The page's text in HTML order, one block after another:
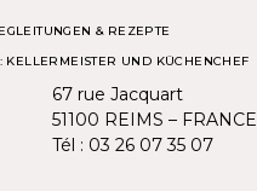
& REZEPTE
KELLERMEISTER UND KÜCHENCHEF
67 rue Jacquart
51100 REIMS – FRANCE
Tél : 03 26 07 35 07